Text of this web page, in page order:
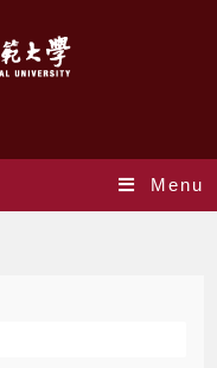
Menu